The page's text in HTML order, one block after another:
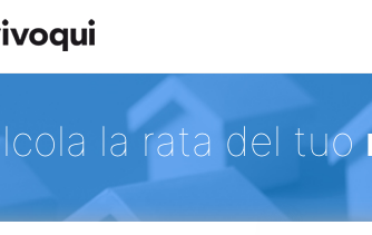
la rata del tuo